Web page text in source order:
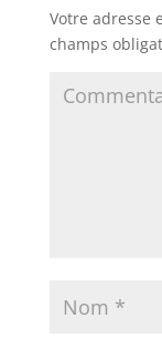
Votre adresse
champs